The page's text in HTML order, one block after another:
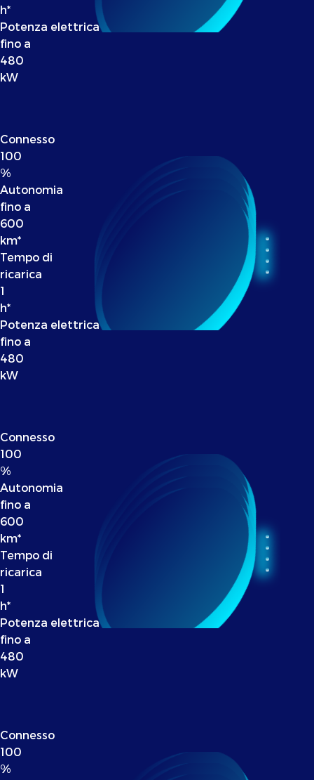
h*
Potenza elettrica
fino a
480
kW
Connesso
100
%
Autonomia
fino a
600
km*
Tempo di
ricarica
1
h*
Potenza elettrica
fino a
480
kW
Connesso
100
%
Autonomia
fino a
600
km*
Tempo di
ricarica
1
h*
Potenza elettrica
fino a
480
kW
Connesso
100
%